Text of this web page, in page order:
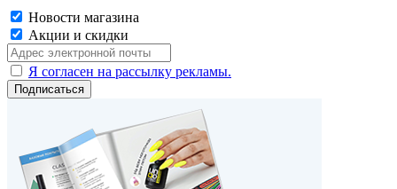
Новости магазина
Акции и скидки
Я согласен на рассылку рекламы.